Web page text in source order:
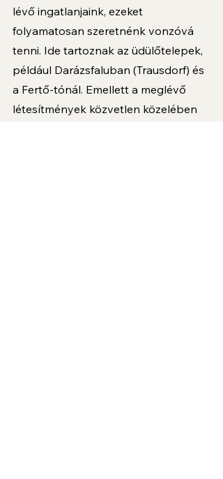
lévő ingatlanjaink, ezeket
folyamatosan szeretnénk vonzóvá
tenni. Ide tartoznak az üdülőtelepek,
például Darázsfaluban (Trausdorf) és
a Fertő-tónál. Emellett a meglévő
létesítmények közvetlen közelében